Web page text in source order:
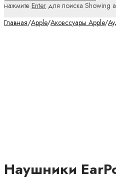
нажмите Enter для поиска Showing
Главная/Apple/Аксессуары Apple/
Наушники